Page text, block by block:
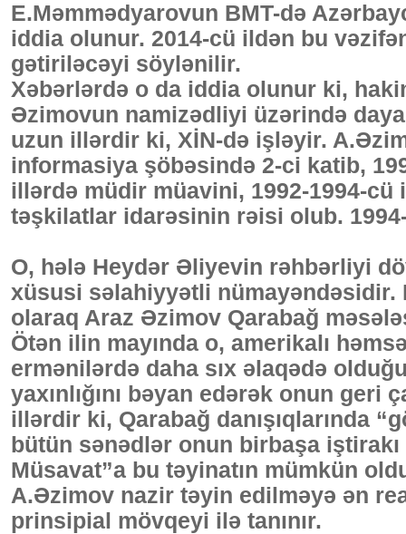
E.Məmmədyarovun BMT-də
iddia olunur. 2014-cü ildən bu
gətiriləcəyi söylənilir.
Xəbərlərdə o da iddia olunur ki,
Əzimovun namizədliyi üzərində
uzun illərdir ki, XİN-də işləyir.
informasiya şöbəsində 2-ci katib,
illərdə müdir müavini, 1992-1994-
təşkilatlar idarəsinin rəisi olub.
O, hələ Heydər Əliyevin rəhbərliyi
xüsusi səlahiyyətli nümayəndəsidir.
olaraq Araz Əzimov Qarabağ
Ötən ilin mayında o, amerikalı
ermənilərdə daha sıx əlaqədə
yaxınlığını bəyan edərək onun geri
illərdir ki, Qarabağ danışıqlarında
bütün sənədlər onun birbaşa
Müsavat”a bu təyinatın mümkün
A.Əzimov nazir təyin edilməyə ən
prinsipial mövqeyi ilə tanınır.